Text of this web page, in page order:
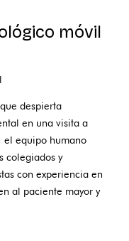
móvil
despierta
en una visita a
equipo humano
colegiados y
con experiencia en
al paciente mayor y